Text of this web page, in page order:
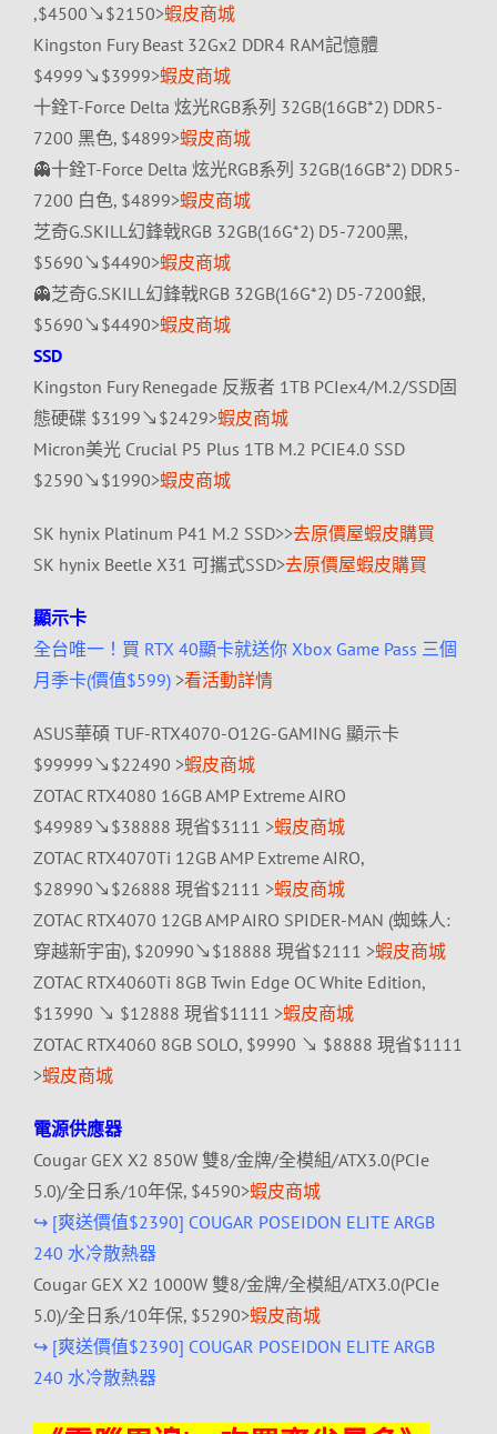
,$4500↘$2150>蝦皮商城
Kingston Fury Beast 32Gx2 DDR4 RAM記憶體
$4999↘$3999>蝦皮商城
十銓T-Force Delta 炫光RGB系列 32GB(16GB*2) DDR5-
7200 黑色, $4899>蝦皮商城
👻十銓T-Force Delta 炫光RGB系列 32GB(16GB*2) DDR5-
7200 白色, $4899>蝦皮商城
芝奇G.SKILL幻鋒戟RGB 32GB(16G*2) D5-7200黑,
$5690↘$4490>蝦皮商城
👻芝奇G.SKILL幻鋒戟RGB 32GB(16G*2) D5-7200銀,
$5690↘$4490>蝦皮商城
SSD
Kingston Fury Renegade 反叛者 1TB PCIex4/M.2/SSD固
態硬碟 $3199↘$2429>蝦皮商城
Micron美光 Crucial P5 Plus 1TB M.2 PCIE4.0 SSD
$2590↘$1990>蝦皮商城
SK hynix Platinum P41 M.2 SSD>>去原價屋蝦皮購買
SK hynix Beetle X31 可攜式SSD>去原價屋蝦皮購買
顯示卡
全台唯一！買 RTX 40顯卡就送你 Xbox Game Pass 三個
月季卡(價值$599) >看活動詳情
ASUS華碩 TUF-RTX4070-O12G-GAMING 顯示卡
$99999↘$22490 >蝦皮商城
ZOTAC RTX4080 16GB AMP Extreme AIRO
$49989↘$38888 現省$3111 >蝦皮商城
ZOTAC RTX4070Ti 12GB AMP Extreme AIRO,
$28990↘$26888 現省$2111 >蝦皮商城
ZOTAC RTX4070 12GB AMP AIRO SPIDER-MAN (蜘蛛人:
穿越新宇宙), $20990↘$18888 現省$2111 >蝦皮商城
ZOTAC RTX4060Ti 8GB Twin Edge OC White Edition,
$13990 ↘ $12888 現省$1111 >蝦皮商城
ZOTAC RTX4060 8GB SOLO, $9990 ↘ $8888 現省$1111
>蝦皮商城
電源供應器
Cougar GEX X2 850W 雙8/金牌/全模組/ATX3.0(PCIe
5.0)/全日系/10年保, $4590>蝦皮商城
↪ [爽送價值$2390] COUGAR POSEIDON ELITE ARGB
240 水冷散熱器
Cougar GEX X2 1000W 雙8/金牌/全模組/ATX3.0(PCIe
5.0)/全日系/10年保, $5290>蝦皮商城
↪ [爽送價值$2390] COUGAR POSEIDON ELITE ARGB
240 水冷散熱器